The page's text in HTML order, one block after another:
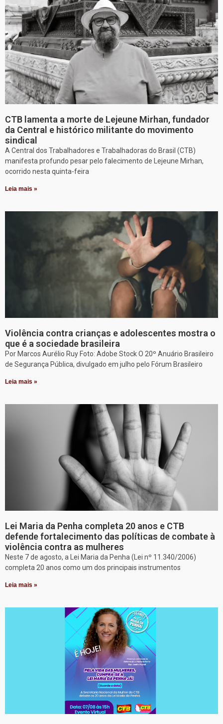
CTB lamenta a morte de Lejeune Mirhan, fundador
da Central e histórico militante do movimento
sindical
A Central dos Trabalhadores e Trabalhadoras do Brasil (CTB)
manifesta profundo pesar pelo falecimento de Lejeune Mirhan,
ocorrido nesta quinta-feira
Leia mais »
Violência contra crianças e adolescentes mostra o
que é a sociedade brasileira
Por Marcos Aurélio Ruy Foto: Adobe Stock O 20º Anuário Brasileiro
de Segurança Pública, divulgado em julho pelo Fórum Brasileiro
Leia mais »
Lei Maria da Penha completa 20 anos e CTB
defende fortalecimento das políticas de combate à
violência contra as mulheres
Neste 7 de agosto, a Lei Maria da Penha (Lei nº 11.340/2006)
completa 20 anos como um dos principais instrumentos
Leia mais »